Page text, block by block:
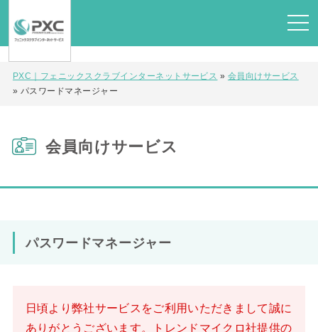
PXC｜フェニックスクラブインターネットサービス » 会員向けサービス
» パスワードマネージャー
会員向けサービス
パスワードマネージャー
日頃より弊社サービスをご利用いただきまして誠に
ありがとうございます。トレンドマイクロ社提供の